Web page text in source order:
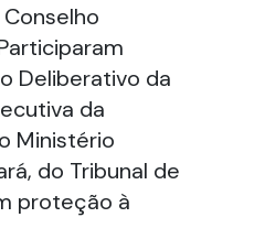
Deliberativo da
da
Ministério
do Tribunal de
proteção à